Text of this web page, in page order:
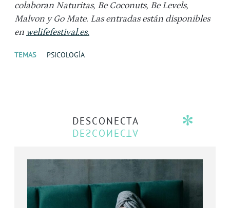
colaboran Naturitas, Be Coconuts, Be Levels,
Malvon y Go Mate. Las entradas están disponibles
en welifefestival.es.
TEMAS PSICOLOGÍA
DESCONECTA